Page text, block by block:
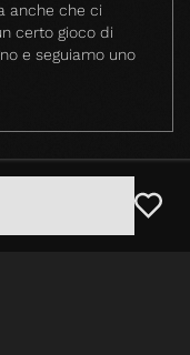
anche che ci
certo gioco di
e seguiamo uno